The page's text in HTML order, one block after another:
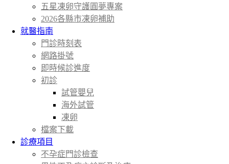
五星凍卵守護圓夢專案
2026各縣市凍卵補助
就醫指南
門診時刻表
網路掛號
即時候診進度
初診
試管嬰兒
海外試管
凍卵
檔案下載
診療項目
不孕症門診檢查